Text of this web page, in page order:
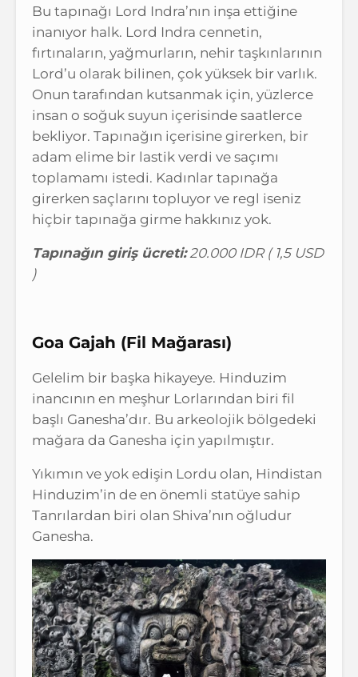
Bu tapınağı Lord Indra’nın inşa ettiğine
inanıyor halk. Lord Indra cennetin,
fırtınaların, yağmurların, nehir taşkınlarının
Lord’u olarak bilinen, çok yüksek bir varlık.
Onun tarafından kutsanmak için, yüzlerce
insan o soğuk suyun içerisinde saatlerce
bekliyor. Tapınağın içerisine girerken, bir
adam elime bir lastik verdi ve saçımı
toplamamı istedi. Kadınlar tapınağa
girerken saçlarını topluyor ve regl iseniz
hiçbir tapınağa girme hakkınız yok.
Tapınağın giriş ücreti:20.000 IDR ( 1,5 USD
)
Goa Gajah (Fil Mağarası)
Gelelim bir başka hikayeye. Hinduzim
inancının en meşhur Lorlarından biri fil
başlı Ganesha’dır. Bu arkeolojik bölgedeki
mağara da Ganesha için yapılmıştır.
Yıkımın ve yok edişin Lordu olan, Hindistan
Hinduzim’in de en önemli statüye sahip
Tanrılardan biri olan Shiva’nın oğludur
Ganesha.